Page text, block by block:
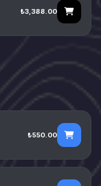
₺3,388.00
₺550.00